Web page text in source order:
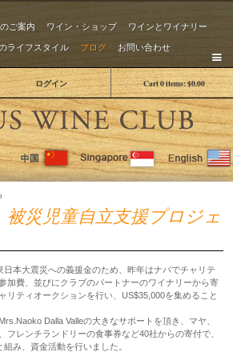
ご案内 ワイン・ショップ
ワインとワイナリー
ライフスタイル
ブログ お問い合わせ
Cart0items:$0.00
ログイン
The
災児童自立支援プロジェ
日本大震災への義援金のため、昨年はナパでチャリテ
加費、並びにクラブのパートナーのワイナリーから寄
リティオークションを行い、US$35,000を集めること
Dalla Valleの大きなサポートを頂き、マヤ、
フレンチランドリーの食事券など40社からの寄付で、
み、資金活動を行いました。